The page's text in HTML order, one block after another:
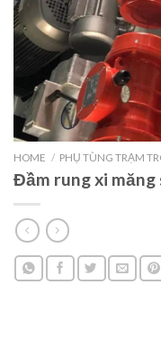
HOME / PHỤ TÙNG TRẠM
Đầm rung xi măng